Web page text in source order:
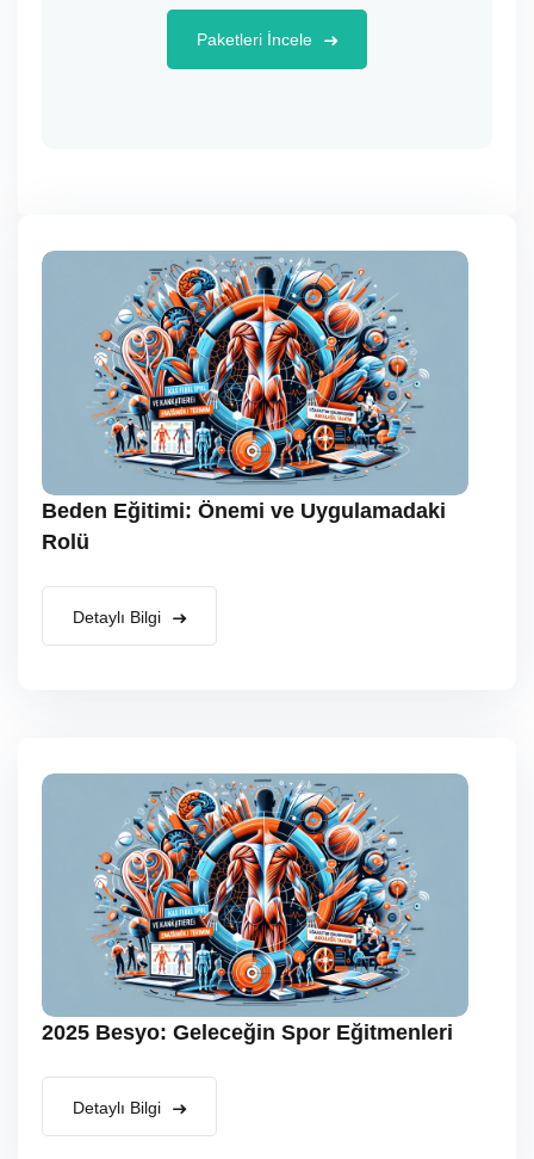
Paketleri İncele
Beden Eğitimi: Önemi ve Uygulamadaki
Rolü
Detaylı Bilgi
2025 Besyo: Geleceğin Spor Eğitmenleri
Detaylı Bilgi